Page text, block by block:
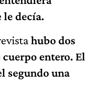
le decía.
hubo dos
entero. El
segundo una